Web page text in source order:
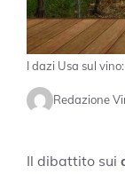
I dazi Usa sul
Redazione
Il dibattito sui